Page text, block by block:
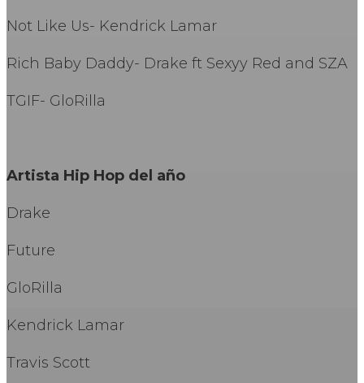
Not Like Us- Kendrick Lamar
Rich Baby Daddy- Drake ft Sexyy Red and SZA
TGIF- GloRilla
Artista Hip Hop del año
Drake
Future
GloRilla
Kendrick Lamar
Travis Scott